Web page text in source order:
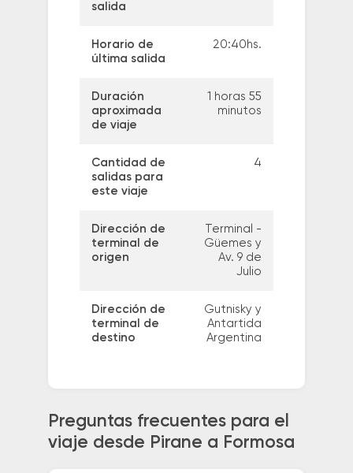
salida
Horario de
última salida
20:40hs.
Duración
aproximada
de viaje
1 horas 55
minutos
Cantidad de
salidas para
este viaje
4
Dirección de
terminal de
origen
Terminal -
Güemes y
Av. 9 de
Julio
Dirección de
terminal de
destino
Gutnisky y
Antartida
Argentina
Preguntas frecuentes para el
viaje desde Pirane a Formosa